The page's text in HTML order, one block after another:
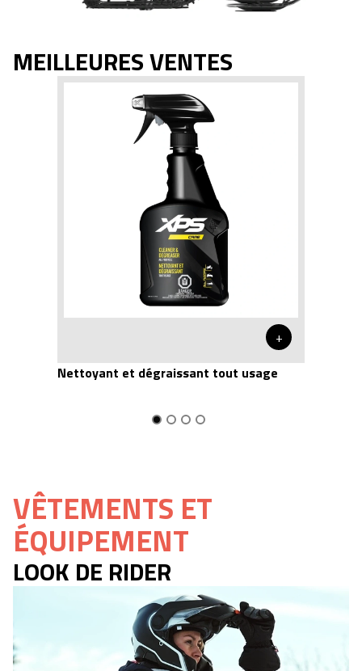
MEILLEURES VENTES
+
Nettoyant et dégraissant tout usage
VÊTEMENTS ET
ÉQUIPEMENT
LOOK DE RIDER